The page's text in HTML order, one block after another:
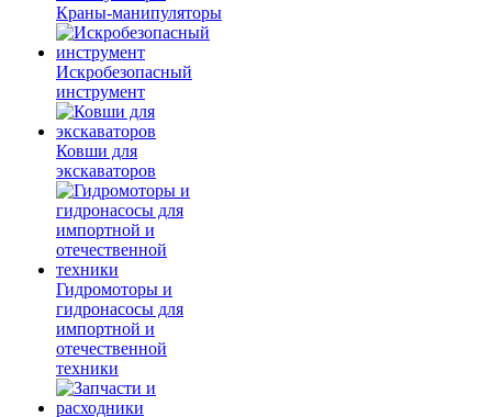
Краны-манипуляторы
Искробезопасный
инструмент
Ковши для
экскаваторов
Гидромоторы и
гидронасосы для
импортной и
отечественной
техники